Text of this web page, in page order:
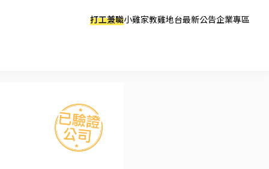
打工兼職小雞家教雞地台最新公告企業專區